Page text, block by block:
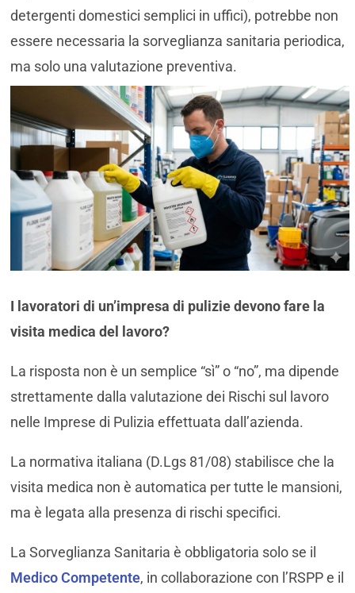
detergenti domestici semplici in uffici), potrebbe non
essere necessaria la sorveglianza sanitaria periodica,
ma solo una valutazione preventiva.
I lavoratori di un’impresa di pulizie devono fare la
visita medica del lavoro?
La risposta non è un semplice “sì” o “no”, ma dipende
strettamente dalla valutazione dei Rischi sul lavoro
nelle Imprese di Pulizia effettuata dall’azienda.
La normativa italiana (D.Lgs 81/08) stabilisce che la
visita medica non è automatica per tutte le mansioni,
ma è legata alla presenza di rischi specifici.
La Sorveglianza Sanitaria è obbligatoria solo se il
Medico Competente, in collaborazione con l’RSPP e il